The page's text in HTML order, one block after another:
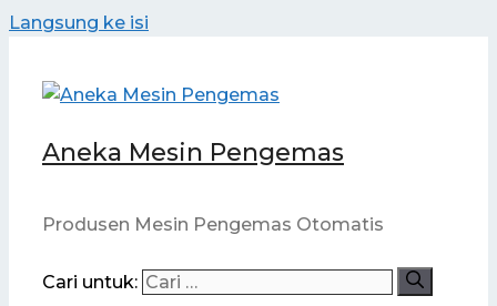
Langsung ke isi
Aneka Mesin Pengemas
Produsen Mesin Pengemas Otomatis
Cari untuk: